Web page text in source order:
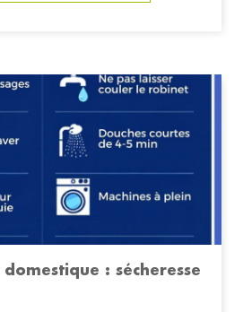
: sécheresse